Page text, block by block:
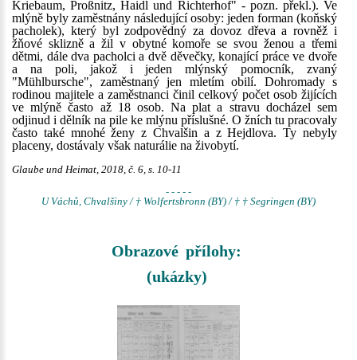
Kriebaum, Proßnitz, Haidl und Richterhof" - pozn. překl.). Ve
mlýně byly zaměstnány následující osoby: jeden forman (koňský
pacholek), který byl zodpovědný za dovoz dřeva a rovněž i
žňové sklizně a žil v obytné komoře se svou ženou a třemi
dětmi, dále dva pacholci a dvě děvečky, konající práce ve dvoře
a na poli, jakož i jeden mlýnský pomocník, zvaný
"Mühlbursche", zaměstnaný jen mletím obilí. Dohromady s
rodinou majitele a zaměstnanci činil celkový počet osob žijících
ve mlýně často až 18 osob. Na plat a stravu docházel sem
odjinud i dělník na pile ke mlýnu příslušné. O žních tu pracovaly
často také mnohé ženy z Chvalšin a z Hejdlova. Ty nebyly
placeny, dostávaly však naturálie na živobytí.
Glaube und Heimat, 2018, č. 6, s. 10-11
- - - - -
U Váchů, Chvalšiny / † Wolfertsbronn (BY) / † † Segringen (BY)
Obrazové přílohy:
(ukázky)